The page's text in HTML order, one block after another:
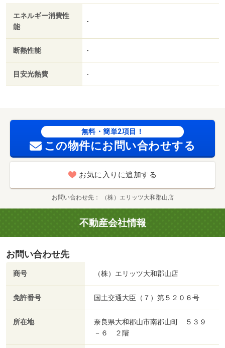
／ＩＴ重説 対応物件／初期費用カード決済可／セブンイ
レブン橿原新賀町店（コンビニ）まで１７０ｍ／ならコー
プコープみみなし（スーパー）まで４５０ｍ／近鉄百貨店
（コンビニ）まで６５０ｍ／サンプラザ大和八木店（スー
パー）まで６００ｍ／平成記念病院（病院）まで２２００
ｍ/賃貸戸数:20戸
エネルギー消費性
能
-
断熱性能 -
目安光熱費 -
無料・簡単2項目！
この物件にお問い合わせする
お気に入りに追加する
お問い合わせ先 （株）エリッツ大和郡山店
不動産会社情報
お問い合わせ先
商号 （株）エリッツ大和郡山店
免許番号 国土交通大臣（７）第５２０６号
所在地
奈良県大和郡山市南郡山町 ５３９
－６ ２階